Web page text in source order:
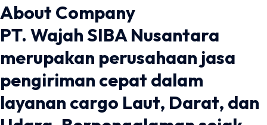
About Company
PT. Wajah SIBA Nusantara
merupakan perusahaan jasa
pengiriman cepat dalam
layanan cargo Laut, Darat, dan